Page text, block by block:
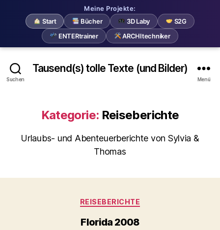
Meine Projekte:
Start
Bücher 3D Laby
S2G
ENTERtrainer
ARCHItechniker
Suchen
Tausend(s) tolle Texte (und Bilder)
Menü
Kategorie: Reiseberichte
Urlaubs- und Abenteuerberichte von Sylvia &
Thomas
Kategorien
REISEBERICHTE
Florida 2008